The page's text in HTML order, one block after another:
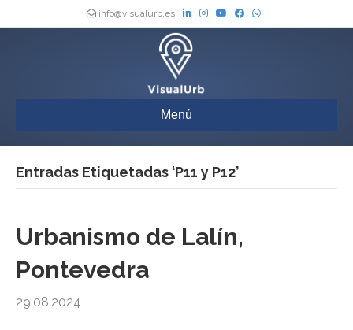
info@visualurb.es
Menú
Entradas Etiquetadas ‘P11 y P12’
Urbanismo de Lalín,
Pontevedra
29.08.2024